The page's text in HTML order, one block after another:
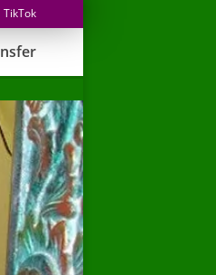
TikTok